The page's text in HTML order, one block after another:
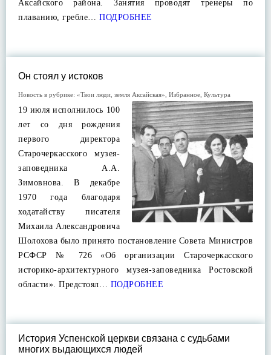
Аксайского района. Занятия проводят тренеры по
плаванию, гребле… ПОДРОБНЕЕ
Он стоял у истоков
Новость в рубрике: «Твои люди, земля Аксайская» Избранное Культура
19 июля исполнилось 100
лет со дня рождения
первого директора
Старочеркасского музея-
заповедника А.А.
Зимовнова. В декабре
1970 года благодаря
ходатайству писателя
Михаила Александровича
Шолохова было принято постановление Совета Министров
РСФСР № 726 «Об организации Старочеркасского
историко-архитектурного музея-заповедника Ростовской
области». Предстоял… ПОДРОБНЕЕ
История Успенской церкви связана с судьбами
многих выдающихся людей